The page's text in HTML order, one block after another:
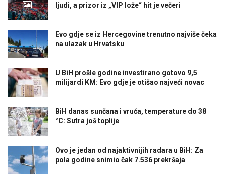
ljudi, a prizor iz „VIP lože“ hit je večeri
Evo gdje se iz Hercegovine trenutno najviše čeka
na ulazak u Hrvatsku
U BiH prošle godine investirano gotovo 9,5
milijardi KM: Evo gdje je otišao najveći novac
BiH danas sunčana i vruća, temperature do 38
°C: Sutra još toplije
Ovo je jedan od najaktivnijih radara u BiH: Za
pola godine snimio čak 7.536 prekršaja